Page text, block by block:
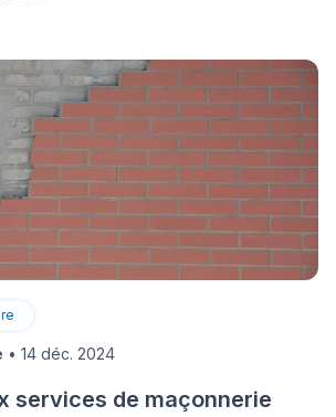
• 14 déc. 2024
services de maçonnerie